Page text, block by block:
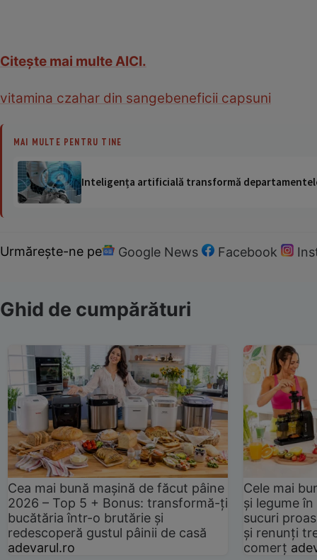
Citeşte mai multe AICI.
vitamina czahar din sangebeneficii capsuni
MAI MULTE PENTRU TINE
Inteligența artificială transformă
Urmărește-ne pe Google News Facebook
Ghid de cumpărături
Cea mai bună mașină de făcut pâine
2026 – Top 5 + Bonus: transformă-ți
bucătăria într-o brutărie și
redescoperă gustul pâinii de casă
adevarul.ro
Cele mai
și legume
sucuri
și renunți
comerț